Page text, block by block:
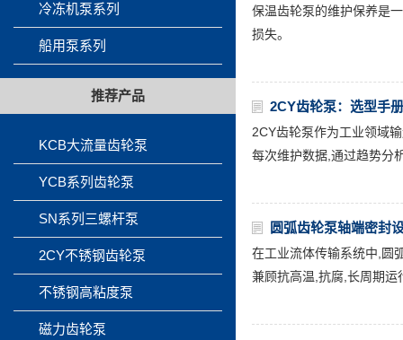
保温齿轮泵的维护保养是
损失。
2CY齿轮泵：选型手
2CY齿轮泵作为工业领域
每次维护数据,通过趋势分
圆弧齿轮泵轴端密封
在工业流体传输系统中,圆
兼顾抗高温,抗腐,长周期运
冷冻机泵系列
船用泵系列
推荐产品
KCB大流量齿轮泵
YCB系列齿轮泵
SN系列三螺杆泵
2CY不锈钢齿轮泵
不锈钢高粘度泵
磁力齿轮泵